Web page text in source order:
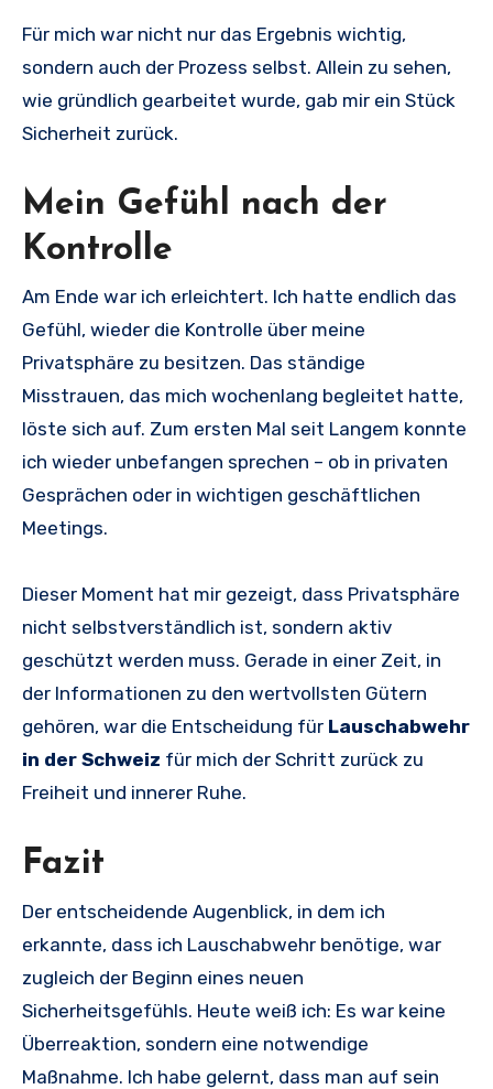
Für mich war nicht nur das Ergebnis wichtig,
sondern auch der Prozess selbst. Allein zu sehen,
wie gründlich gearbeitet wurde, gab mir ein Stück
Sicherheit zurück.
Mein Gefühl nach der
Kontrolle
Am Ende war ich erleichtert. Ich hatte endlich das
Gefühl, wieder die Kontrolle über meine
Privatsphäre zu besitzen. Das ständige
Misstrauen, das mich wochenlang begleitet hatte,
löste sich auf. Zum ersten Mal seit Langem konnte
ich wieder unbefangen sprechen – ob in privaten
Gesprächen oder in wichtigen geschäftlichen
Meetings.
Dieser Moment hat mir gezeigt, dass Privatsphäre
nicht selbstverständlich ist, sondern aktiv
geschützt werden muss. Gerade in einer Zeit, in
der Informationen zu den wertvollsten Gütern
gehören, war die Entscheidung für Lauschabwehr
in der Schweiz für mich der Schritt zurück zu
Freiheit und innerer Ruhe.
Fazit
Der entscheidende Augenblick, in dem ich
erkannte, dass ich Lauschabwehr benötige, war
zugleich der Beginn eines neuen
Sicherheitsgefühls. Heute weiß ich: Es war keine
Überreaktion, sondern eine notwendige
Maßnahme. Ich habe gelernt, dass man auf sein